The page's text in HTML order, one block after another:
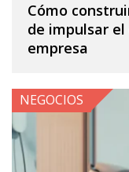
Cómo
de impulsar
empresa
NEGOCIOS